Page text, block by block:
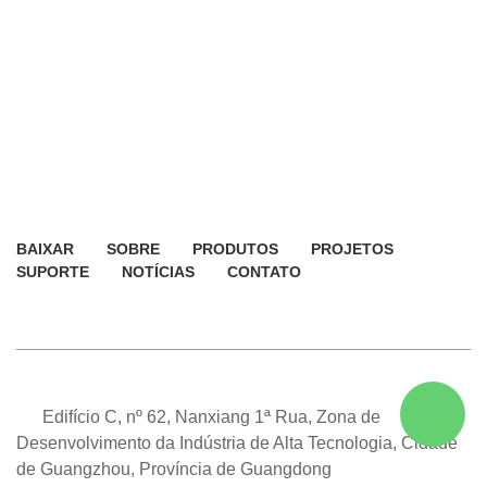
BAIXAR SOBRE PRODUTOS
PROJETOS
SUPORTE
NOTÍCIAS CONTATO
Edifício C, nº 62, Nanxiang 1ª Rua, Zona de
Desenvolvimento da Indústria de Alta Tecnologia, Cidade
de Guangzhou, Província de Guangdong